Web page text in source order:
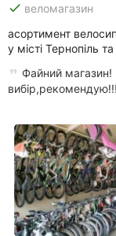
done веломагазин
асортимент
у місті Тернопіль
Файний
вибір,рекомендую!!!